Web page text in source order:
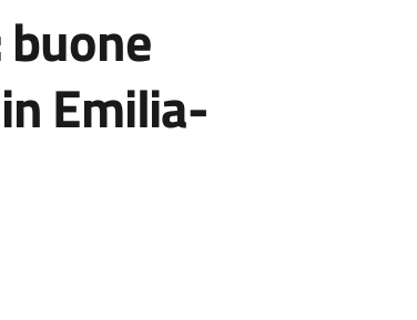
Emilia-